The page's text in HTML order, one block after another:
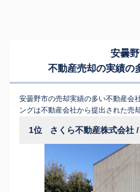
安曇
不動産売却の実績の
安曇野市の売却実績の多い不動産会
ングは不動産会社から提出された売
1位 さくら不動産株式会